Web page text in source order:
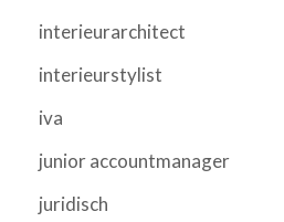
interieurarchitect
interieurstylist
iva
junior accountmanager
juridisch